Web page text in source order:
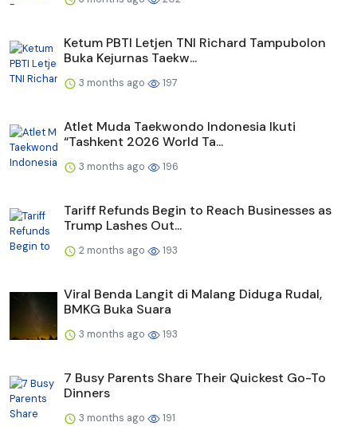
Ketum PBTI Letjen TNI Richard Tampubolon
Buka Kejurnas Taekw...
3 months ago 197
Atlet Muda Taekwondo Indonesia Ikuti
“Tashkent 2026 World Ta...
3 months ago 196
Tariff Refunds Begin to Reach Businesses as
Trump Lashes Out...
2 months ago 193
Viral Benda Langit di Malang Diduga Rudal,
BMKG Buka Suara
3 months ago 193
7 Busy Parents Share Their Quickest Go-To
Dinners
3 months ago 191